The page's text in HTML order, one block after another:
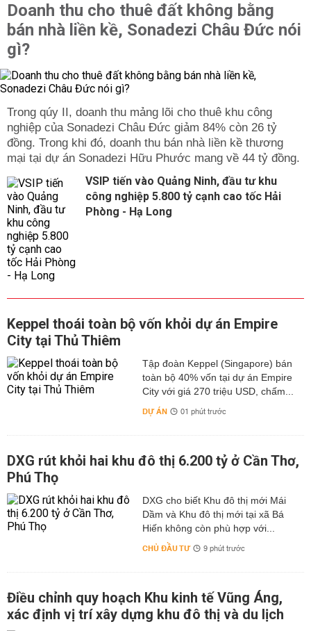
Doanh thu cho thuê đất không bằng
bán nhà liền kề, Sonadezi Châu Đức nói
gì?
Trong qúy II, doanh thu mảng lõi cho thuê khu công
nghiệp của Sonadezi Châu Đức giảm 84% còn 26 tỷ
đồng. Trong khi đó, doanh thu bán nhà liền kề thương
mại tại dự án Sonadezi Hữu Phước mang về 44 tỷ đồng.
VSIP tiến vào Quảng Ninh, đầu tư khu
công nghiệp 5.800 tỷ cạnh cao tốc Hải
Phòng - Hạ Long
Keppel thoái toàn bộ vốn khỏi dự án Empire
City tại Thủ Thiêm
Tập đoàn Keppel (Singapore) bán
toàn bộ 40% vốn tại dự án Empire
City với giá 270 triệu USD, chấm...
DỰ ÁN 01 phút trước
DXG rút khỏi hai khu đô thị 6.200 tỷ ở Cần Thơ,
Phú Thọ
DXG cho biết Khu đô thị mới Mái
Dầm và Khu đô thị mới tại xã Bá
Hiến không còn phù hợp với...
CHỦ ĐẦU TƯ 9 phút trước
Điều chỉnh quy hoạch Khu kinh tế Vũng Áng,
xác định vị trí xây dựng khu đô thị và du lịch